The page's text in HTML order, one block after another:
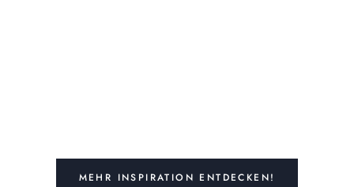
MEHR INSPIRATION ENTDECKEN!